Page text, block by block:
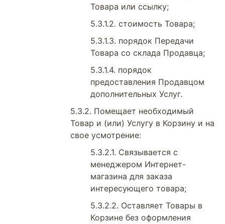
Товара или ссылку;
стоимость Товара;
порядок Передачи
Товара со склада Продавца;
порядок
предоставления Продавцом
дополнительных Услуг.
Помещает необходимый
Товар и (или) Услугу в Корзину и на
свое усмотрение:
Связывается с
менеджером Интернет-
магазина для заказа
интересующего товара;
Оставляет Товары в
Корзине без оформления